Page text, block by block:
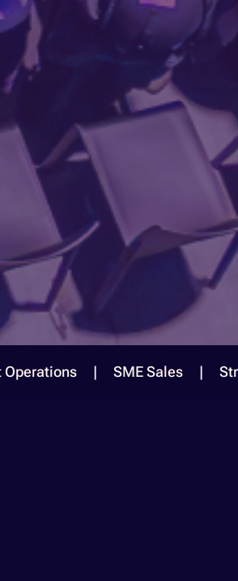
Operations SME Sales